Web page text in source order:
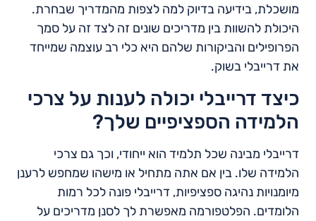
מושכלת, בידיעה בדיוק למה לצפות מהמדריך שבחרת.
היכולת להשוות בין מדריכים שונים זה לצד זה על סמך
הפרופילים והביקורות שלהם היא כלי רב עוצמה שמייחד
את דרייבלי בשוק.
כיצד דרייבלי יכולה לענות על צרכי
הלמידה הספציפיים שלך?
דרייבלי מבינה שכל תלמיד הוא ייחודי, וכך גם צרכי
הלמידה שלו. בין אם אתה מתחיל או מישהו שמחפש לרענן
מיומנויות נהיגה ספציפיות, דרייבלי פונה לכל רמות
הלומדים. הפלטפורמה מאפשרת לך לסנן מדריכים על